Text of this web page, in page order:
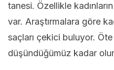
tanesi. Özellikle
var. Araştırmalara göre
saçları çekici buluyor.
düşündüğümüz kadar